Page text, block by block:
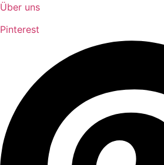
Über uns
Pinterest